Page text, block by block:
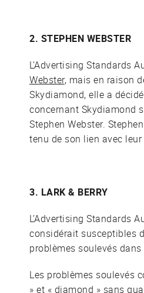
2. STEPHEN WEBSTER
L’Advertising Standards
Webster, mais en raison
Skydiamond, elle a
concernant Skydiamond
Stephen Webster.
tenu de son lien avec
3. LARK & BERRY
L’Advertising Standards
considérait susceptibles
problèmes soulevés
Les problèmes soulevés
» et « diamond » sans